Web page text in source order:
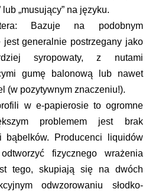
lub „musujący” na języku.
Bazuje na podobnym
jest generalnie postrzegany jako
syropowaty, z nutami
gumę balonową lub nawet
(w pozytywnym znaczeniu!).
w e-papierosie to ogromne
problemem jest brak
bąbelków. Producenci liquidów
fizycznego wrażenia
tego, skupiają się na dwóch
odwzorowaniu słodko-